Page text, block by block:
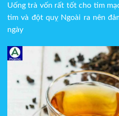
Uống trà vốn rất tốt cho tim
tim và đột quỵ Ngoài ra nên
ngày